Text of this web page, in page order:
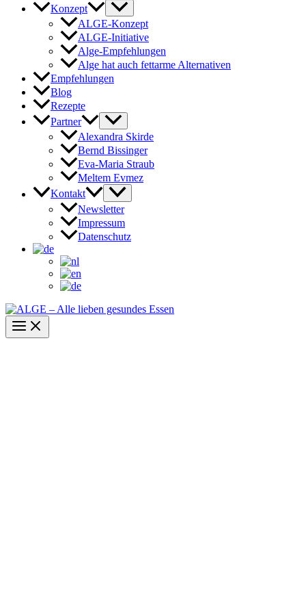
Konzept
ALGE-Konzept
ALGE-Initiative
Alge-Empfehlungen
Alge hat auch fettarme Alternativen
Empfehlungen
Blog
Rezepte
Partner
Alexandra Skirde
Bernd Bissinger
Eva-Maria Straub
Meltem Evmez
Kontakt
Newsletter
Impressum
Datenschutz